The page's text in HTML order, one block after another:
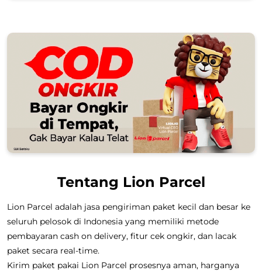
Tentang Lion Parcel
Lion Parcel adalah jasa pengiriman paket kecil dan besar ke
seluruh pelosok di Indonesia yang memiliki metode
pembayaran cash on delivery, fitur cek ongkir, dan lacak
paket secara real-time.
Kirim paket pakai Lion Parcel prosesnya aman, harganya